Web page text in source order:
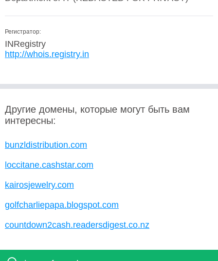
Регистратор:
INRegistry
http://whois.registry.in
Другие домены, которые могут быть вам
интересны:
bunzldistribution.com
loccitane.cashstar.com
kairosjewelry.com
golfcharliepapa.blogspot.com
countdown2cash.readersdigest.co.nz